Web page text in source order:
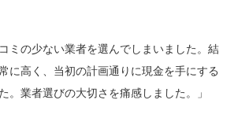
ミの少ない業者を選んでしまいました。結
に高く、当初の計画通りに現金を手にする
。業者選びの大切さを痛感しました。」